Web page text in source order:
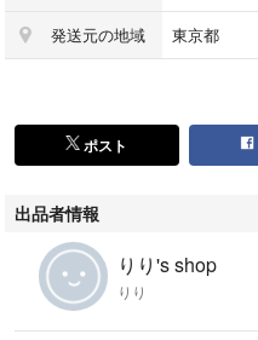
発送元の地域 東京都
ポスト
出品者情報
りり's shop
りり